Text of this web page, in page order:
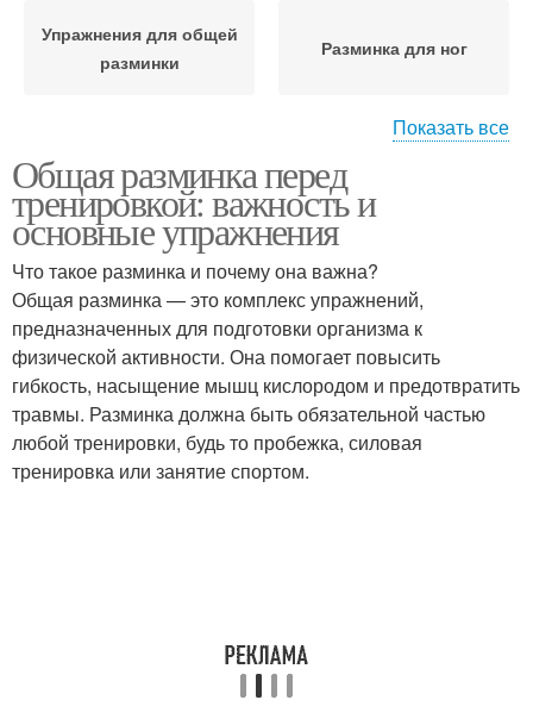
Упражнения для общей
разминки
Разминка для ног
Разминка для туловища Разминка для рук
Общий разминка
Разминки перед
тренировкой
Специальная разминка Разминка для головы
Показать все
Общая разминка перед
тренировкой: важность и
основные упражнения
Что такое разминка и почему она важна?
Общая разминка — это комплекс упражнений,
предназначенных для подготовки организма к
физической активности. Она помогает повысить
гибкость, насыщение мышц кислородом и предотвратить
травмы. Разминка должна быть обязательной частью
любой тренировки, будь то пробежка, силовая
тренировка или занятие спортом.